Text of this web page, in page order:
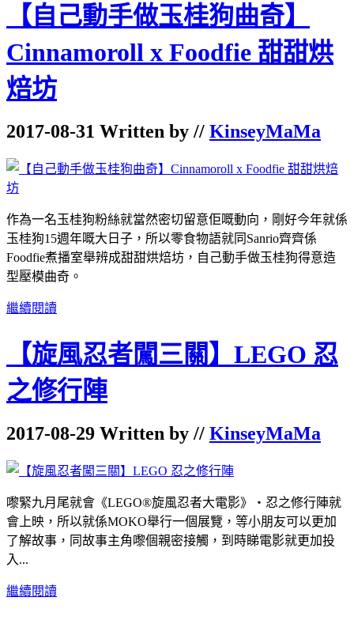
【自己動手做玉桂狗曲奇】
Cinnamoroll x Foodfie 甜甜烘
焙坊
2017-08-31 Written by // KinseyMaMa
作為一名玉桂狗粉絲就當然密切留意佢嘅動向，剛好今年就係
玉桂狗15週年嘅大日子，所以零食物語就同Sanrio齊齊係
Foodfie煮播室舉辨成甜甜烘焙坊，自己動手做玉桂狗得意造
型壓模曲奇。
繼續閱讀
【旋風忍者闖三關】LEGO 忍
之修行陣
2017-08-29 Written by // KinseyMaMa
嚟緊九月尾就會《LEGO®旋風忍者大電影》‧忍之修行陣就
會上映，所以就係MOKO舉行一個展覽，等小朋友可以更加
了解故事，同故事主角嚟個親密接觸，到時睇電影就更加投
入...
繼續閱讀